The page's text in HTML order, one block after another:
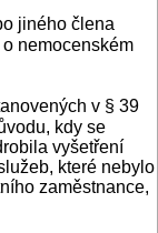
jiného člena
nemocenském
v § 39
kdy se
vyšetření
které nebylo
zaměstnance,